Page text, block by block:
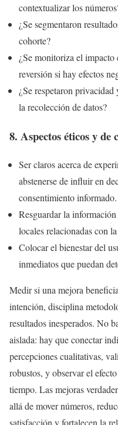
contextualizar los
¿Se segmentaron
cohorte?
¿Se monitoriza el
reversión si hay efectos
¿Se respetaron
la recolección de datos?
8. Aspectos éticos y de
Ser claros acerca de
abstenerse de influir en
consentimiento informado.
Resguardar la
locales relacionadas con
Colocar el bienestar del
inmediatos que puedan
Medir si una mejora
intención, disciplina
resultados inesperados. No
aislada: hay que conectar
percepciones cualitativas,
robustos, y observar el
tiempo. Las mejoras
allá de mover números,
satisfacción y fortalecen la